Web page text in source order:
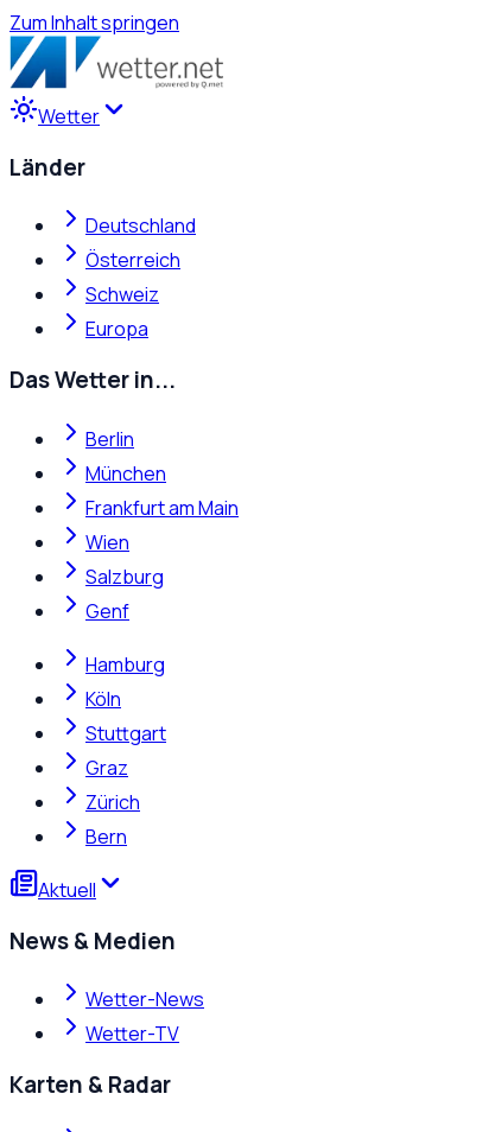
Zum Inhalt springen
Wetter
Länder
Deutschland
Österreich
Schweiz
Europa
Das Wetter in...
Berlin
München
Frankfurt am Main
Wien
Salzburg
Genf
Hamburg
Köln
Stuttgart
Graz
Zürich
Bern
Aktuell
News & Medien
Wetter-News
Wetter-TV
Karten & Radar